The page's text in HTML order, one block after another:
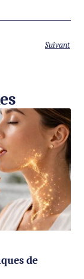
Suivant
de